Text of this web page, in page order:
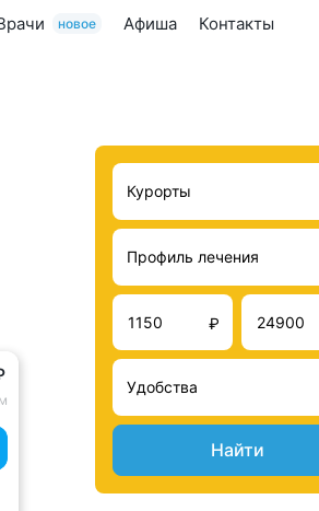
новое Афиша Контакты
Курорты
Профиль лечения
₽
Удобства
Найти